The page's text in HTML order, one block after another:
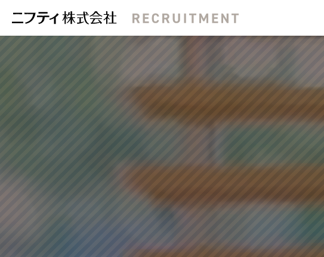
社員イン
会社概要
事業内容 福利厚生 NIFTY
新卒採用
インターンシップ